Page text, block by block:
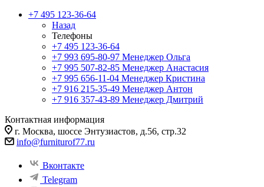
+7 495 123-36-64
Назад
Телефоны
+7 495 123-36-64
+7 993 695-80-97 Менеджер Ольга
+7 995 507-82-85 Менеджер Анастасия
+7 995 656-11-04 Менеджер Кристина
+7 916 215-35-49 Менеджер Антон
+7 916 357-43-89 Менеджер Дмитрий
Контактная информация
г. Москва, шоссе Энтузиастов, д.56, стр.32
info@furniturof77.ru
Вконтакте
Telegram